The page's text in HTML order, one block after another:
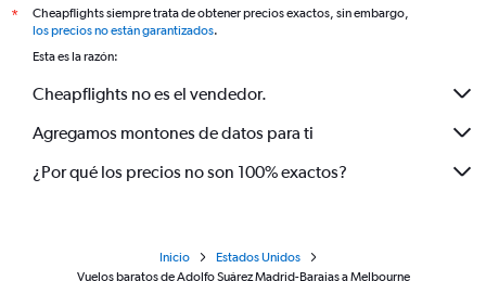
*
Cheapflights siempre trata de obtener precios exactos, sin embargo,
los precios no están garantizados.
Esta es la razón:
Cheapflights no es el vendedor.
Agregamos montones de datos para ti
¿Por qué los precios no son 100% exactos?
Inicio
Estados Unidos
Vuelos baratos de Adolfo Suárez Madrid-Barajas a Melbourne